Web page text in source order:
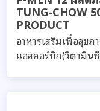
TUNG-CHOW
PRODUCT
อาหารเสริมเพื่อสุข
แอสคอร์บิก(วิตามิน